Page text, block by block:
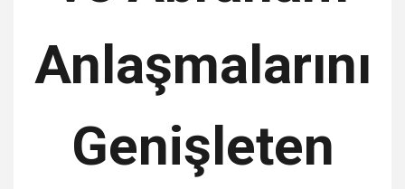
Anlaşmalarını
Genişleten